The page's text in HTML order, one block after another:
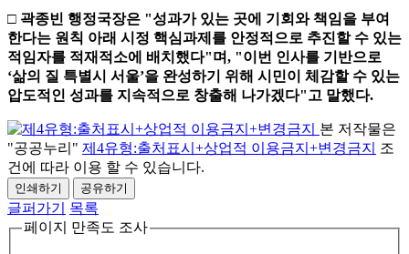
□ 곽종빈 행정국장은 "성과가 있는 곳에 기회와 책임을 부여
한다는 원칙 아래 시정 핵심과제를 안정적으로 추진할 수 있는
적임자를 적재적소에
배치했다"며, "이번 인사를 기반으로
‘삶의 질 특별시 서울’을 완성하기 위해 시민이 체감할 수 있는
압도적인 성과를 지속적으로 창출해 나가겠다"고 말했다.
본 저작물은
"공공누리" 제4유형:출처표시+상업적 이용금지+변경금지
조
건에 따라 이용 할 수 있습니다.
인쇄하기 공유하기
글퍼가기
목록
페이지 만족도 조사